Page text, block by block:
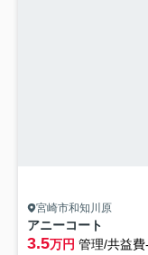
宮崎市和知川原
アニーコート
3.5万円 管理/共益費-